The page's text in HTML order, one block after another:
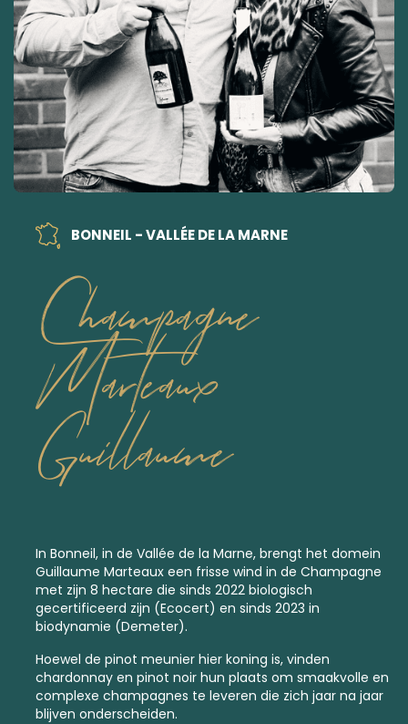
BONNEIL - VALLÉE DE LA MARNE
Champagne
Marteaux
Guillaume
In Bonneil, in de Vallée de la Marne, brengt het domein
Guillaume Marteaux een frisse wind in de Champagne
met zijn 8 hectare die sinds 2022 biologisch
gecertificeerd zijn (Ecocert) en sinds 2023 in
biodynamie (Demeter).
Hoewel de pinot meunier hier koning is, vinden
chardonnay en pinot noir hun plaats om smaakvolle en
complexe champagnes te leveren die zich jaar na jaar
blijven onderscheiden.